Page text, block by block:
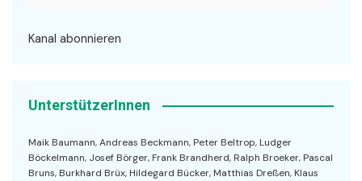
Kanal abonnieren
UnterstützerInnen
Maik Baumann, Andreas Beckmann, Peter Beltrop, Ludger
Böckelmann, Josef Börger, Frank Brandherd, Ralph Broeker, Pascal
Bruns, Burkhard Brüx, Hildegard Bücker, Matthias Dreßen, Klaus